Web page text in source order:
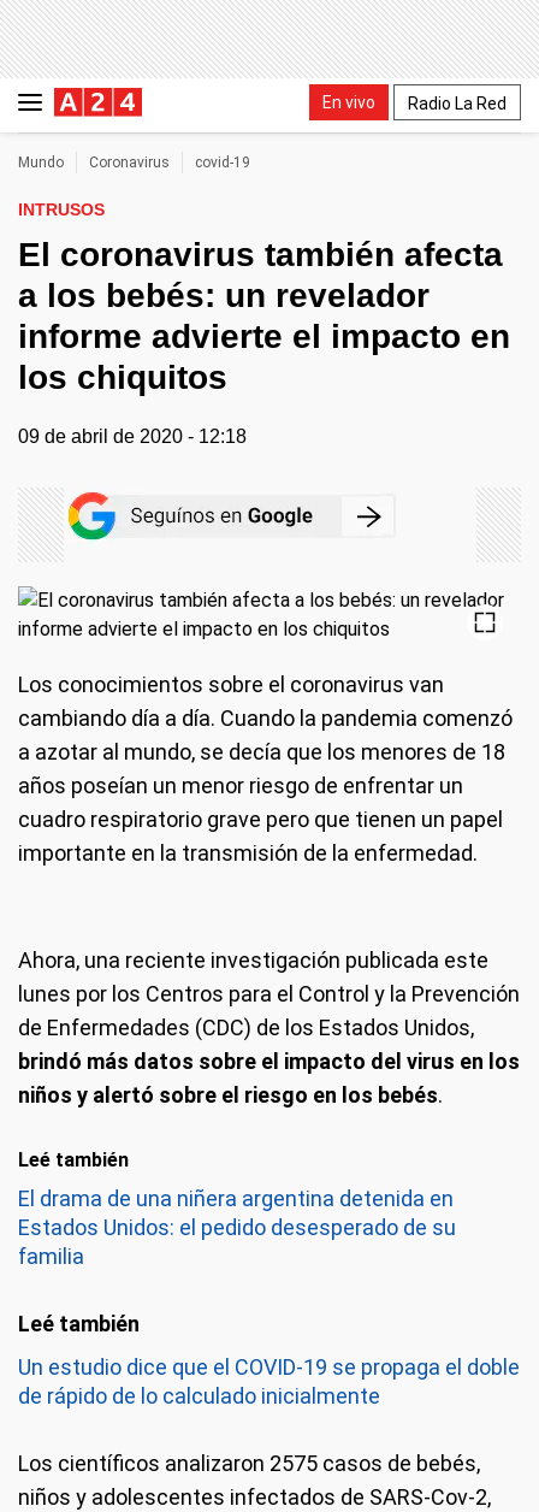
En vivo Radio La Red
Mundo Coronavirus covid-19
INTRUSOS
El coronavirus también afecta
a los bebés: un revelador
informe advierte el impacto en
los chiquitos
09 de abril de 2020 - 12:18
Los conocimientos sobre el coronavirus van
cambiando día a día. Cuando la pandemia comenzó
a azotar al mundo, se decía que los menores de 18
años poseían un menor riesgo de enfrentar un
cuadro respiratorio grave pero que tienen un papel
importante en la transmisión de la enfermedad.
Ahora, una reciente investigación publicada este
lunes por los Centros para el Control y la Prevención
de Enfermedades (CDC) de los Estados Unidos,
brindó más datos sobre el impacto del virus en los
niños y alertó sobre el riesgo en los bebés.
Leé también
El drama de una niñera argentina detenida en
Estados Unidos: el pedido desesperado de su
familia
Un estudio dice que el COVID-19 se propaga el doble
de rápido de lo calculado inicialmente
Los científicos analizaron 2575 casos de bebés,
niños y adolescentes infectados de SARS-Cov-2,